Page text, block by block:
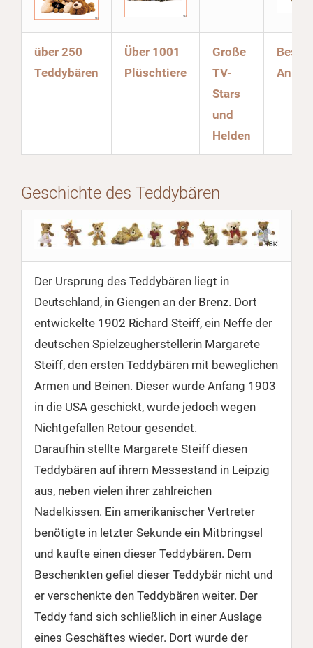
über 250
Teddybären
Über 1001
Plüschtiere
Große
TV-
Stars
und
Helden
Geschichte des Teddybären
Der Ursprung des Teddybären liegt in
Deutschland, in Giengen an der Brenz. Dort
entwickelte 1902 Richard Steiff, ein Neffe der
deutschen Spielzeugherstellerin Margarete
Steiff, den ersten Teddybären mit beweglichen
Armen und Beinen. Dieser wurde Anfang 1903
in die USA geschickt, wurde jedoch wegen
Nichtgefallen Retour gesendet.
Daraufhin stellte Margarete Steiff diesen
Teddybären auf ihrem Messestand in Leipzig
aus, neben vielen ihrer zahlreichen
Nadelkissen. Ein amerikanischer Vertreter
benötigte in letzter Sekunde ein Mitbringsel
und kaufte einen dieser Teddybären. Dem
Beschenkten gefiel dieser Teddybär nicht und
er verschenkte den Teddybären weiter. Der
Teddy fand sich schließlich in einer Auslage
eines Geschäftes wieder. Dort wurde der